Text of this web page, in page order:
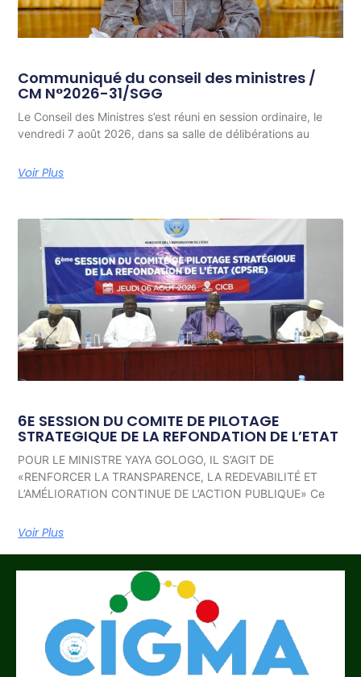
Communiqué du conseil des ministres /
CM N°2026-31/SGG
Le Conseil des Ministres s’est réuni en session ordinaire, le
vendredi 7 août 2026, dans sa salle de délibérations au
Voir Plus
6E SESSION DU COMITE DE PILOTAGE
STRATEGIQUE DE LA REFONDATION DE L’ETAT
POUR LE MINISTRE YAYA GOLOGO, IL S’AGIT DE
«RENFORCER LA TRANSPARENCE, LA REDEVABILITÉ ET
L’AMÉLIORATION CONTINUE DE L’ACTION PUBLIQUE» Ce
Voir Plus